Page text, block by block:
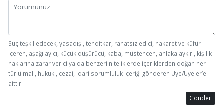
Suç teşkil edecek, yasadışı, tehditkar, rahatsız edici, hakaret ve küfür
içeren, aşağılayıcı, küçük düşürücü, kaba, müstehcen, ahlaka aykırı, kişilik
haklarına zarar verici ya da benzeri niteliklerde içeriklerden doğan her
türlü mali, hukuki, cezai, idari sorumluluk içeriği gönderen Üye/Üyeler’e
aittir.
Gönder